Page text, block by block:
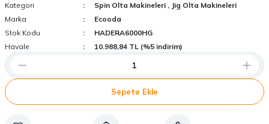
Kategori
Spin Olta Makineleri , Jig Olta Makineleri
Marka
Ecooda
Stok Kodu
HADERA6000HG
Havale
10.988,84 TL (%5 indirim)
Sepete Ekle